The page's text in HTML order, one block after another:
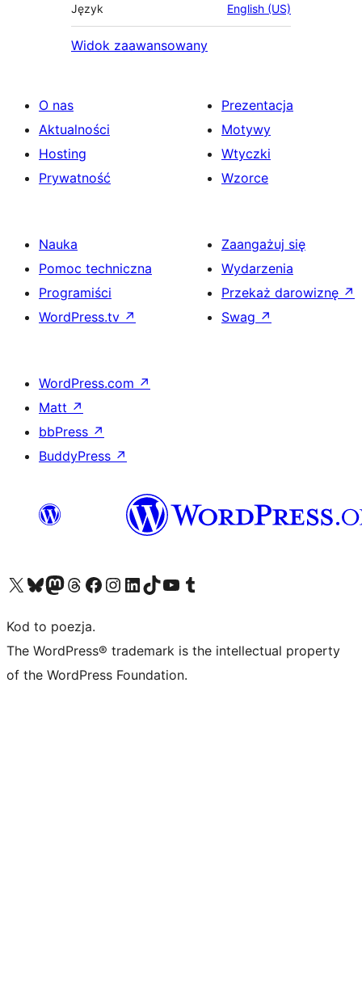
Język English (US)
Widok zaawansowany
O nas
Aktualności
Hosting
Prywatność
Prezentacja
Motywy
Wtyczki
Wzorce
Nauka
Pomoc techniczna
Programiści
WordPress.tv ↗
Zaangażuj się
Wydarzenia
Przekaż darowiznę ↗
Swag ↗
WordPress.com ↗
Matt ↗
bbPress ↗
BuddyPress ↗
Odwiedź nasze konto X (dawniej Twitter)
Odwiedź nasze konto Bluesky
Odwiedź nasze konto na Mastodoncie
Odwiedź naszego Threadsa
Odwiedź naszego Facebooka
Odwiedź nasze konto na Instagramie
Odwiedź nasze konto na LinkedIn
Odwiedź naszego TikToka
Odwiedź nasz kanał YouTube
Odwiedź naszego Tumblra
Kod to poezja.
The WordPress® trademark is the intellectual property
of the WordPress Foundation.